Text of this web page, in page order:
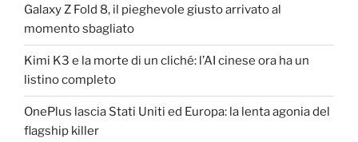
Galaxy Z Fold 8, il pieghevole giusto arrivato al
momento sbagliato
Kimi K3 e la morte di un cliché: l’AI cinese ora ha un
listino completo
OnePlus lascia Stati Uniti ed Europa: la lenta agonia del
flagship killer